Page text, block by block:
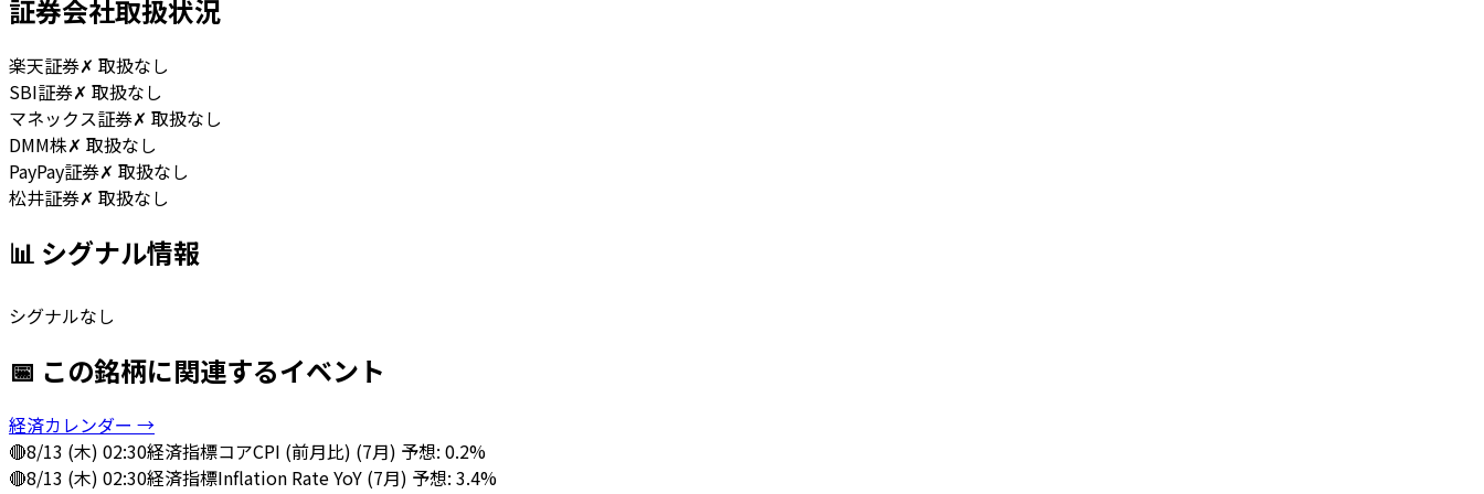
証券会社取扱状況
楽天証券✗ 取扱なし
SBI証券✗ 取扱なし
マネックス証券✗ 取扱なし
DMM株✗ 取扱なし
PayPay証券✗ 取扱なし
松井証券✗ 取扱なし
📊 シグナル情報
シグナルなし
📅 この銘柄に関連するイベント
経済カレンダー →
🔴8/13 (木) 02:30経済指標コアCPI (前月比) (7月) 予想: 0.2%
🔴8/13 (木) 02:30経済指標Inflation Rate YoY (7月) 予想: 3.4%